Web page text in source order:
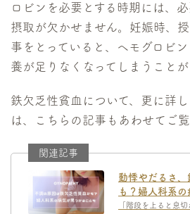
ロビンを必要とする時期には、
摂取が欠かせません。妊娠時、
事をとっていると、ヘモグロビ
養が足りなくなってしまうことが
鉄欠乏性貧血について、更に詳
は、こちらの記事もあわせてご覧
動悸やだるさ
も？婦人科系
「階段を上ると息